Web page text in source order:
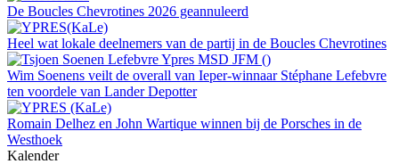
De Boucles Chevrotines 2026 geannuleerd
Heel wat lokale deelnemers van de partij in de Boucles Chevrotines
Wim Soenens veilt de overall van Ieper-winnaar Stéphane Lefebvre
ten voordele van Lander Depotter
Romain Delhez en John Wartique winnen bij de Porsches in de
Westhoek
Kalender